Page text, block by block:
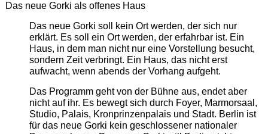
Das neue Gorki als offenes Haus
Das neue Gorki soll kein Ort werden, der sich nur
erklärt. Es soll ein Ort werden, der erfahrbar ist. Ein
Haus, in dem man nicht nur eine Vorstellung besucht,
sondern Zeit verbringt. Ein Haus, das nicht erst
aufwacht, wenn abends der Vorhang aufgeht.
Das Programm geht von der Bühne aus, endet aber
nicht auf ihr. Es bewegt sich durch Foyer, Marmorsaal,
Studio, Palais, Kronprinzenpalais und Stadt. Berlin ist
für das neue Gorki kein geschlossener nationaler